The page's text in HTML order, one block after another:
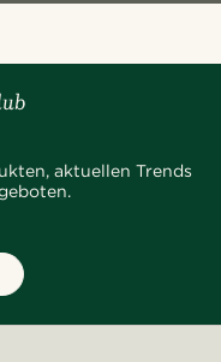
aktuellen Trends